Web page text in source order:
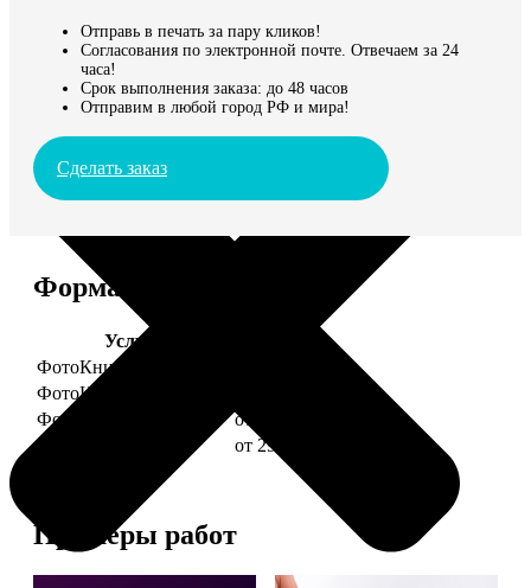
Отправь в печать за пару кликов!
Согласования по электронной почте. Отвечаем за 24
часа!
Срок выполнения заказа: до 48 часов
Отправим в любой город РФ и мира!
Сделать заказ
Форматы и цены
Услуга
ФотоКниги "Премиум"
ФотоКниги "Слим"
ФотоКниги "Лайт"
от 2990
ФотоКниги "Софт"
от 2990
Примеры работ